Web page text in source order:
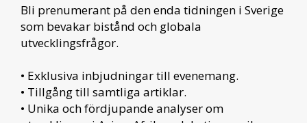
Bli prenumerant på den enda tidningen i Sverige
som bevakar bistånd och globala
utvecklingsfrågor.
• Exklusiva inbjudningar till evenemang.
• Tillgång till samtliga artiklar.
• Unika och fördjupande analyser om